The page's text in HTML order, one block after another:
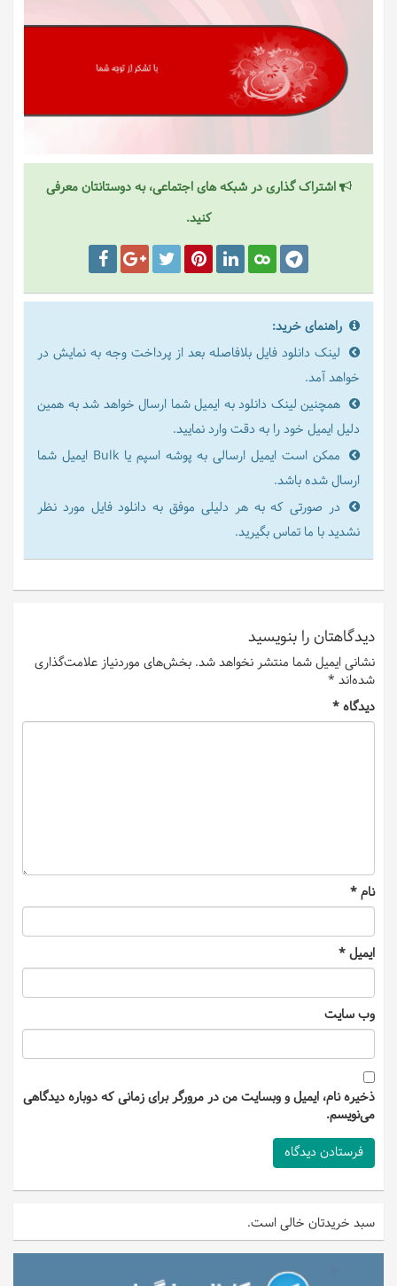
اشتراک گذاری در شبکه های اجتماعی، به دوستانتان معرفی
کنید.
راهنمای خرید:
لینک دانلود فایل بلافاصله بعد از پرداخت وجه به نمایش در
خواهد آمد.
همچنین لینک دانلود به ایمیل شما ارسال خواهد شد به همین
دلیل ایمیل خود را به دقت وارد نمایید.
ممکن است ایمیل ارسالی به پوشه اسپم یا Bulk ایمیل شما
ارسال شده باشد.
در صورتی که به هر دلیلی موفق به دانلود فایل مورد نظر
نشدید با ما تماس بگیرید.
دیدگاهتان را بنویسید
نشانی ایمیل شما منتشر نخواهد شد. بخش‌های موردنیاز علامت‌گذاری
شده‌اند *
دیدگاه*
نام*
ایمیل*
وب‌ سایت
ذخیره نام، ایمیل و وبسایت من در مرورگر برای زمانی که دوباره دیدگاهی
می‌نویسم.
سبد خریدتان خالی است.